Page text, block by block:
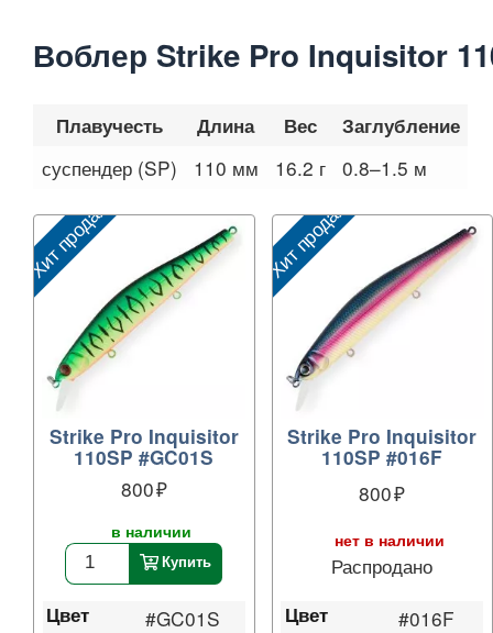
Воблер Strike Pro Inquisitor
Плавучесть Длина Вес Заглубление
суспендер (SP) 110 мм 16.2 г 0.8–1.5 м
Хит продаж
Strike Pro Inquisitor
110SP #GC01S
800
в наличии
Купить
Цвет #GC01S
Хит продаж
Strike Pro Inquisitor
110SP #016F
800
нет в наличии
Распродано
Цвет #016F